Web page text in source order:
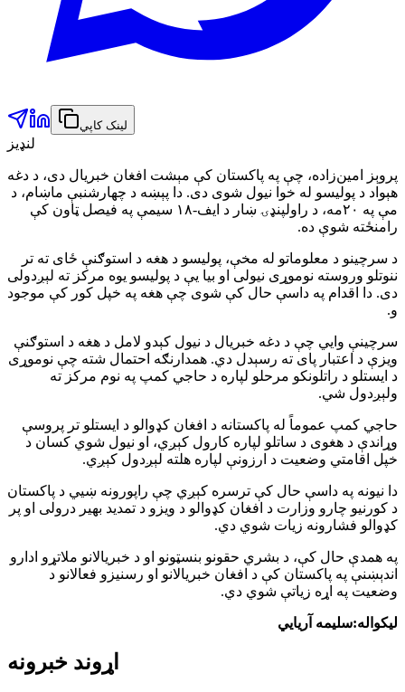
لینک کاپي
لنډیز
پروېز امین‌زاده، چې په پاکستان کې مېشت افغان خبریال دی، د دغه
هېواد د پولیسو له خوا نیول شوی دی. دا پېښه د چهارشنبې ماښام، د
مې په ۲۰مه، د راولپنډۍ ښار د ایف-۱۸ سیمې په فیصل ټاون کې
رامنځته شوې ده.
د سرچینو د معلوماتو له مخې، پولیسو د هغه د استوګنې ځای ته تر
ننوتلو وروسته نوموړی نیولی او بیا یې د پولیسو یوه مرکز ته لېږدولی
دی. دا اقدام په داسې حال کې شوی چې هغه په خپل کور کې موجود
و.
سرچینې وایي چې د دغه خبریال د نیول کېدو لامل د هغه د استوګنې
ویزې د اعتبار پای ته رسېدل دي. همدارنګه احتمال شته چې نوموړی
د ایستلو د راتلونکو مرحلو لپاره د حاجي کمپ په نوم مرکز ته
ولېږدول شي.
حاجي کمپ عموماً له پاکستانه د افغان کډوالو د ایستلو تر پروسې
وړاندې د هغوی د ساتلو لپاره کارول کېږي، او نیول شوي کسان د
خپل اقامتي وضعیت د ارزونې لپاره هلته لېږدول کېږي.
دا نیونه په داسې حال کې ترسره کېږي چې راپورونه ښيي د پاکستان
د کورنیو چارو وزارت د افغان کډوالو د ویزو د تمدید بهیر درولی او پر
کډوالو فشارونه زیات شوي دي.
په همدې حال کې، د بشري حقونو بنسټونو او د خبریالانو ملاتړو ادارو
اندېښنې په پاکستان کې د افغان خبریالانو او رسنیزو فعالانو د
وضعیت په اړه زیاتې شوي دي.
لیکواله:سلیمه آریایي
اړوند خبرونه